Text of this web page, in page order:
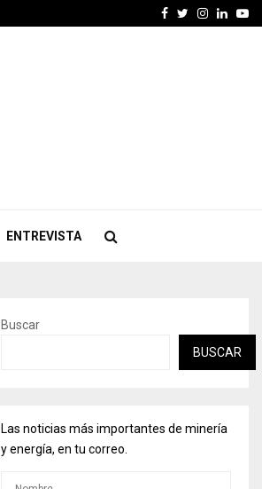
Facebook
Twitter
ENTREVISTA
Buscar
BUSCAR
Las noticias más importantes de minería
y energía, en tu correo.